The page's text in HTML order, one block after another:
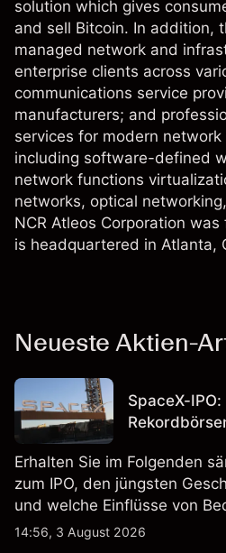
solution which gives
and sell Bitcoin. In addition,
managed network and
enterprise clients across
communications service
manufacturers; and
services for modern network
including software-defined
network functions
networks, optical
NCR Atleos Corporation
is headquartered in Atlanta,
Neueste Aktien-
SpaceX-
Erhalten Sie im Folgenden
zum IPO, den jüngsten
und welche Einflüsse von
14:56, 3 August 2026